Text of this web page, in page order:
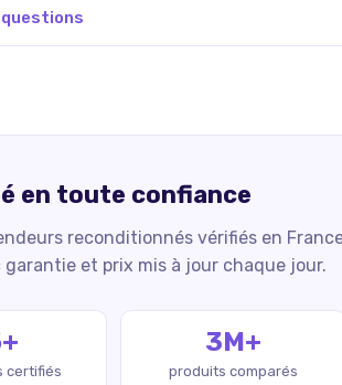
questions
en toute confiance
reconditionnés vérifiés en
et prix mis à jour chaque jour.
certifiés
3M+
produits comparés